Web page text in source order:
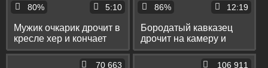
80% 5:10
Мужик очкарик дрочит в
кресле хер и кончает
себе на лобок
86% 12:19
Бородатый кавказец
дрочит на камеру и
кончает себе на живот
70 663 106 911